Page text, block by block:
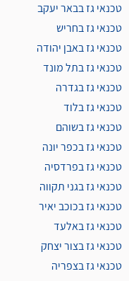
טכנאי גז בבאר יעקב
טכנאי גז בחריש
טכנאי גז באבן יהודה
טכנאי גז בתל מונד
טכנאי גז בגדרה
טכנאי גז בלוד
טכנאי גז בשוהם
טכנאי גז בכפר יונה
טכנאי גז בפרדסיה
טכנאי גז בגני תקווה
טכנאי גז בכוכב יאיר
טכנאי גז באלעד
טכנאי גז בצור יצחק
טכנאי גז בצפריה